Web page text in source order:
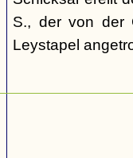
S., der von der
Leystapel